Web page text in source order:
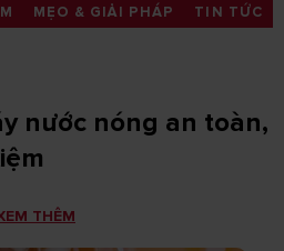
MẸO & GIẢI PHÁP TIN TỨC
nước nóng an toàn,
THÊM